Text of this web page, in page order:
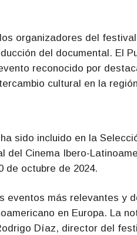
organizadores del
del documental. El
reconocido por
cultural en la
sido incluido en la
del Cinema Ibero-
de octubre de 2024.
eventos más relevantes y
en Europa. La
Díaz, director del